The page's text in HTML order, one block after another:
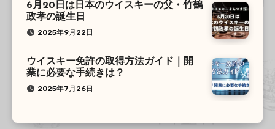
6月20日は日本のウイスキーの父・竹鶴
政孝の誕生日
2025年9月22日
ウイスキー免許の取得方法ガイド｜開
業に必要な手続きは？
2025年7月26日